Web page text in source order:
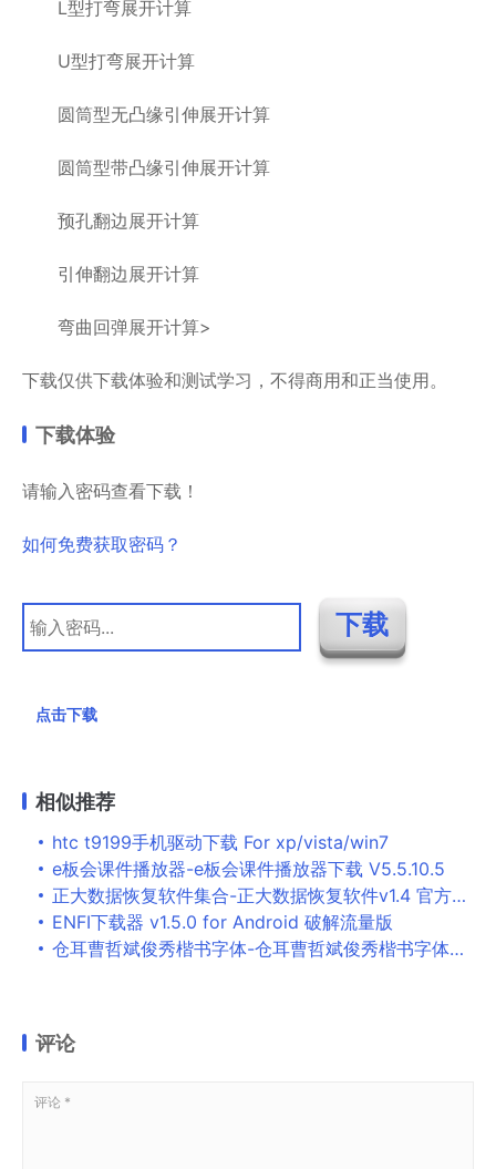
L型打弯展开计算
U型打弯展开计算
圆筒型无凸缘引伸展开计算
圆筒型带凸缘引伸展开计算
预孔翻边展开计算
引伸翻边展开计算
弯曲回弹展开计算>
下载仅供下载体验和测试学习，不得商用和正当使用。
下载体验
请输入密码查看下载！
如何免费获取密码？
点击下载
相似推荐
htc t9199手机驱动下载 For xp/vista/win7
e板会课件播放器-e板会课件播放器下载 V5.5.10.5
正大数据恢复软件集合-正大数据恢复软件v1.4 官方版下载
ENFI下载器 v1.5.0 for Android 破解流量版
仓耳曹哲斌俊秀楷书字体-仓耳曹哲斌俊秀楷书字体下载 官方版
评论